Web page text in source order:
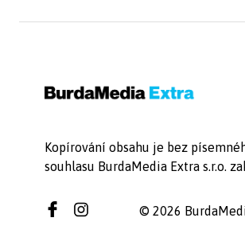
Kopírování obsahu je bez
souhlasu BurdaMedia Extra s.r.o.
© 2026